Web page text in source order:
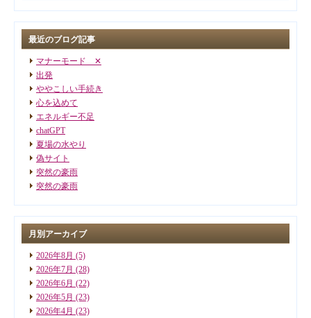
最近のブログ記事
マナーモード ✕
出発
ややこしい手続き
心を込めて
エネルギー不足
chatGPT
夏場の水やり
偽サイト
突然の豪雨
突然の豪雨
月別アーカイブ
2026年8月 (5)
2026年7月 (28)
2026年6月 (22)
2026年5月 (23)
2026年4月 (23)